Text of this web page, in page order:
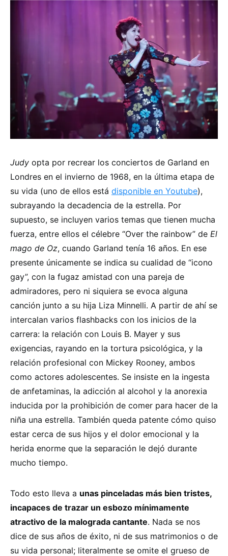
Judy opta por recrear los conciertos de Garland en
Londres en el invierno de 1968, en la última etapa de
su vida (uno de ellos está disponible en Youtube),
subrayando la decadencia de la estrella. Por
supuesto, se incluyen varios temas que tienen mucha
fuerza, entre ellos el célebre “Over the rainbow” de El
mago de Oz, cuando Garland tenía 16 años. En ese
presente únicamente se indica su cualidad de “icono
gay”, con la fugaz amistad con una pareja de
admiradores, pero ni siquiera se evoca alguna
canción junto a su hija Liza Minnelli. A partir de ahí se
intercalan varios flashbacks con los inicios de la
carrera: la relación con Louis B. Mayer y sus
exigencias, rayando en la tortura psicológica, y la
relación profesional con Mickey Rooney, ambos
como actores adolescentes. Se insiste en la ingesta
de anfetaminas, la adicción al alcohol y la anorexia
inducida por la prohibición de comer para hacer de la
niña una estrella. También queda patente cómo quiso
estar cerca de sus hijos y el dolor emocional y la
herida enorme que la separación le dejó durante
mucho tiempo.
Todo esto lleva a unas pinceladas más bien tristes,
incapaces de trazar un esbozo mínimamente
atractivo de la malograda cantante. Nada se nos
dice de sus años de éxito, ni de sus matrimonios o de
su vida personal; literalmente se omite el grueso de